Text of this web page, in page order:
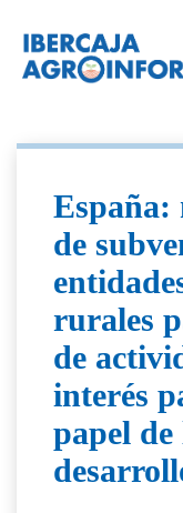
España:
de
rurales
de
interés
papel de